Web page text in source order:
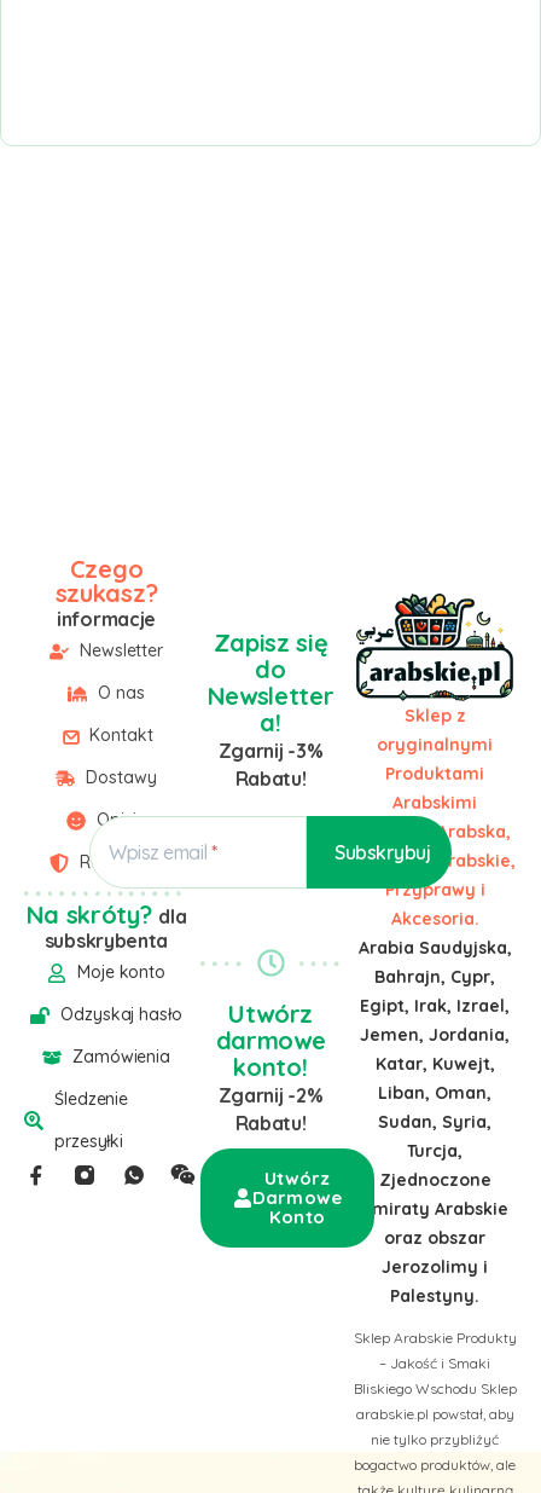
Czego
szukasz?
informacje
Newsletter
O nas
Kontakt
Dostawy
Opinie
Regulamin
Na skróty? dla
subskrybenta
Moje konto
Odzyskaj hasło
Zamówienia
Śledzenie
przesyłki
Sklep z
oryginalnymi
Produktami
Arabskimi
Żywność Arabska,
Słodycze Arabskie,
Przyprawy i
Akcesoria.
Arabia Saudyjska,
Bahrajn, Cypr,
Egipt, Irak, Izrael,
Jemen, Jordania,
Katar, Kuwejt,
Liban, Oman,
Sudan, Syria,
Turcja,
Zjednoczone
Emiraty Arabskie
oraz obszar
Jerozolimy i
Palestyny.
Sklep Arabskie Produkty
– Jakość i Smaki
Bliskiego Wschodu Sklep
arabskie.pl powstał, aby
nie tylko przybliżyć
bogactwo produktów, ale
Zapisz się
do
Newsletter
a!
Zgarnij -3%
Rabatu!
Wpisz email
Utwórz
darmowe
konto!
Zgarnij -2%
Rabatu!
Utwórz
Darmowe
Konto